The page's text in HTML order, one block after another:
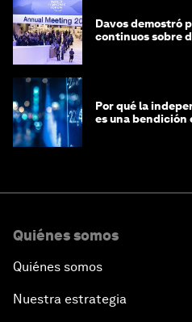
Davos demostró
continuos sobre
Por qué la
es una bendición
Quiénes somos
Quiénes somos
Nuestra estrategia